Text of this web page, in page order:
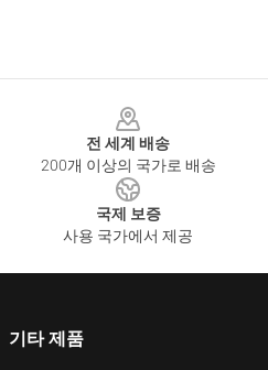
전 세계 배송
200개 이상의 국가로 배송
국제 보증
사용 국가에서 제공
기타 제품